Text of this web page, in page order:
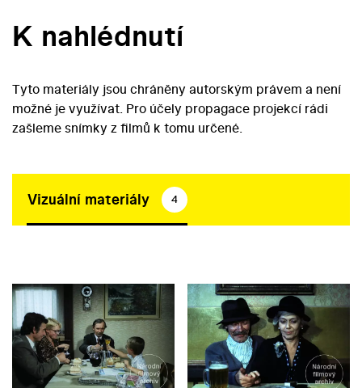
K nahlédnutí
Tyto materiály jsou chráněny autorským právem a není
možné je využívat. Pro účely propagace projekcí rádi
zašleme snímky z filmů k tomu určené.
Vizuální materiály 4